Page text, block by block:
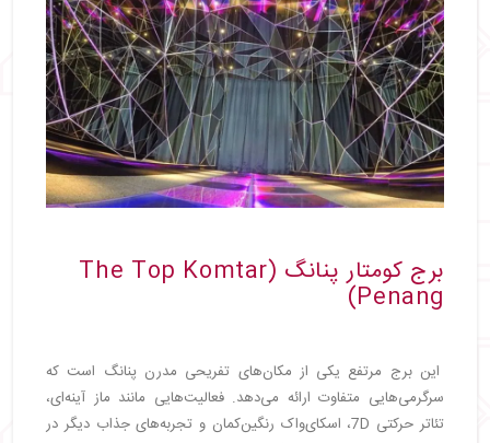
برج کومتار پنانگ (The Top Komtar
Penang)
این برج مرتفع یکی از مکان‌های تفریحی مدرن پنانگ است که
سرگرمی‌هایی متفاوت ارائه می‌دهد. فعالیت‌هایی مانند ماز آینه‌ای،
تئاتر حرکتی 7D، اسکای‌واک رنگین‌کمان و تجربه‌های جذاب دیگر در